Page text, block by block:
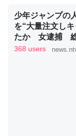
論文では「淡水
利だから両方が
いる鋏角類（カ
ずキチンを強化
─ニュース :: 【研
少年ジャンプの
を“大量注文し
たか 女逮捕 総
（2026年8月6日
368 users